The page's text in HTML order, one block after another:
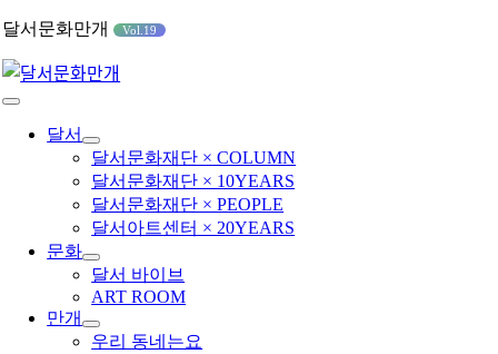
콘
츠
로
달서문화만개 Vol.19
Toggle
Navigation
달서
달서문화재단 × COLUMN
달서문화재단 × 10YEARS
달서문화재단 × PEOPLE
달서아트센터 × 20YEARS
문화
달서 바이브
ART ROOM
만개
우리 동네는요